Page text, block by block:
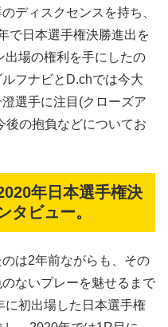
ディスクセンスを持ち、
で日本選手権決勝進出を
出場の権利を手にしたの
フナビとD.chでは今大
選手に注目(クローズア
後の抱負などについてお
年日本選手権決
タビュー。
は2年前ながらも、その
ないプレーを魅せるまで
に初出場した日本選手権